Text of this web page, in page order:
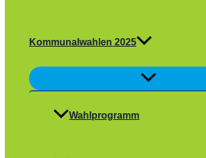
Kommunalwahlen 2025
Menü
Wahlprogramm